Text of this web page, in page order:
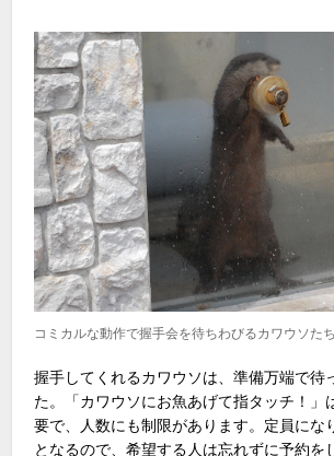
コミカルな動作で握手会を待ちわびるカワウソたち
握手してくれるカワウソは、準備万端で待
た。「カワウソにお魚あげて指タッチ！」
要で、人数にも制限があります。定員にな
となるので、希望する人は忘れずに予約を